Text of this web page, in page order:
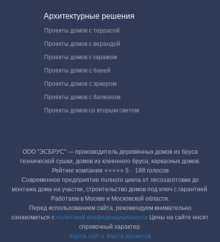
Архитектурные решения
Проекты домов с террасой
Проекты домов с верандой
Проекты домов с гаражом
Проекты домов с баней
Проекты домов с эркером
Проекты домов с балконом
Проекты домов со вторым светом
ООО "ЭСБРУС" — производитель деревянных домов из бруса
технической сушки, домов из клеенного бруса, каркасных домов.
Рейтинг компании ⭐⭐⭐⭐⭐ 5 · ‎ 188 голосов
Современное предприятие полного цикла от лесозаготовки до
монтажа дома на участке, строительство домов под ключ с гарантией.
Работаем в Москве и Московской области.
Перед использованием сайта, рекомендуем внимательно
ознакомиться с политикой конфиденциальности Цены на сайте носят
справочный характер.
Карта сайта
Карта проектов